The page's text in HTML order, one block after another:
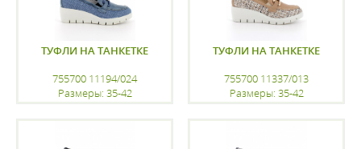
ТУФЛИ НА ТАНКЕТКЕ
755700 11194/024
Размеры: 35-42
ТУФЛИ НА ТАНКЕТКЕ
755700 11337/013
Размеры: 35-42